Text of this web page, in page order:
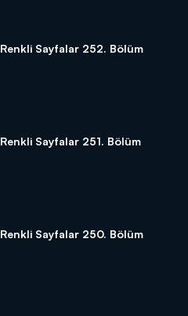
Renkli Sayfalar 252. Bölüm
Renkli Sayfalar 251. Bölüm
Renkli Sayfalar 250. Bölüm